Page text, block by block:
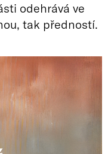
odehrává ve
tak předností.